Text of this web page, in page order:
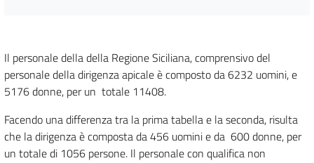
Il personale della della Regione Siciliana, comprensivo del
personale della dirigenza apicale è composto da 6232 uomini, e
5176 donne, per un totale 11408.
Facendo una differenza tra la prima tabella e la seconda, risulta
che la dirigenza è composta da 456 uomini e da 600 donne, per
un totale di 1056 persone. Il personale con qualifica non